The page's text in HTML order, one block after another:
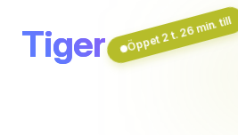
Tiger Öppet 2 t. 26 min. till